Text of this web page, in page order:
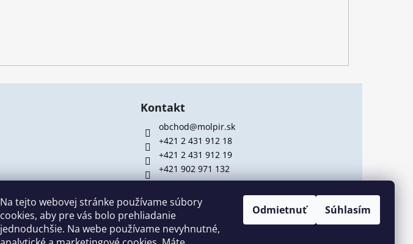
Na tejto webovej stránke používame súbory
cookies, aby pre vás bolo prehliadanie
jednoduchšie. Na webe používame nevyhnutné,
Odmietnuť Súhlasím
Kontakt
obchod@molpir.sk
+421 2 431 912 18
+421 2 431 912 19
+421 902 971 132
Predajňa MOLPIR
Hrachová 30
821 05 Bratislava (MAPA